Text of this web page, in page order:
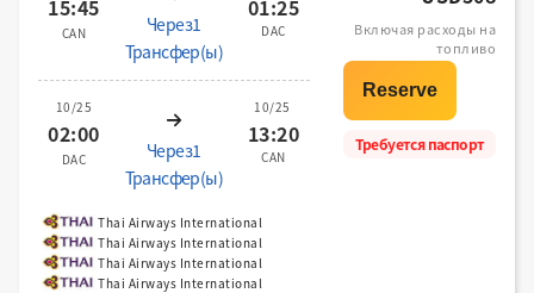
15:45
CAN
Через1
Трансфер(ы)
01:25
DAC
10/25
02:00
DAC
Через1
Трансфер(ы)
10/25
13:20
CAN
Включая расходы на
топливо
Требуется паспорт
Thai Airways International
Thai Airways International
Thai Airways International
Thai Airways International